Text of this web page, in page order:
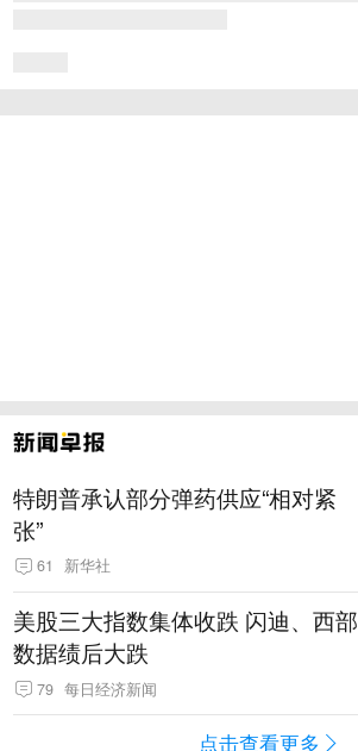
特朗普承认部分弹药供应“相对紧
张”
61 新华社
美股三大指数集体收跌 闪迪、西部
数据绩后大跌
79 每日经济新闻
点击查看更多